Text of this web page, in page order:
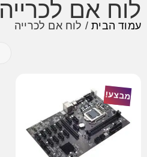
לוח אם לכרייה
עמוד הבית/ לוח אם לכרייה
מבצע!